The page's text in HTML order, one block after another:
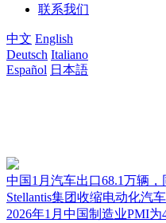
联系我们
中文 English
Deutsch Italiano
Español 日本語
中国1月汽车出口68.1万辆，
Stellantis集团收缩电动化汽
2026年1月中国制造业PMI为